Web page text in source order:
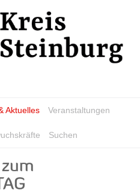
Aktuelles Veranstaltungen
Suchen
zum